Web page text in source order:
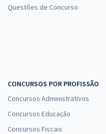
Questões de Concurso
CONCURSOS POR PROFISSÃO
Concursos Administrativos
Concursos Educação
Concursos Fiscais